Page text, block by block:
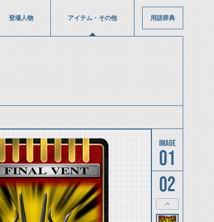
登場人物 アイテム・その他 用語辞典
01
02